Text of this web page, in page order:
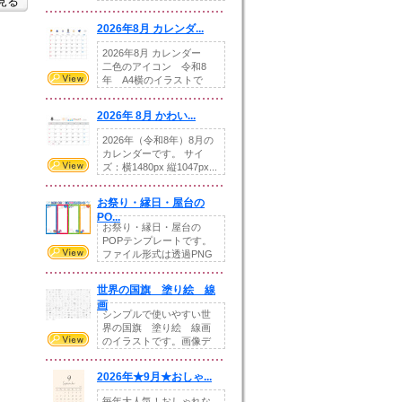
2026年8月 カレンダ...
2026年8月 カレンダー
二色のアイコン 令和8
年 A4横のイラストで
2026年 8月 かわい...
2026年（令和8年）8月の
カレンダーです。 サイ
ズ：横1480px 縦1047px...
お祭り・縁日・屋台の
PO...
お祭り・縁日・屋台の
POPテンプレートです。
ファイル形式は透過PNG
世界の国旗 塗り絵 線
画
シンプルで使いやすい世
界の国旗 塗り絵 線画
のイラストです。画像デ
2026年★9月★おしゃ...